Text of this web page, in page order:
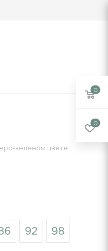
зеленом цвете
0
0